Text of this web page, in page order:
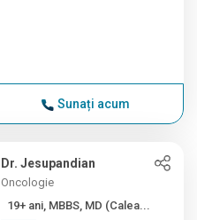
Sunați acum
Dr. Jesupandian
Oncologie
19+ ani, MBBS, MD (Calea...